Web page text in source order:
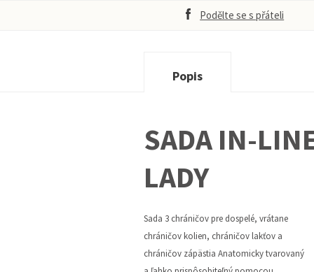
Podělte se s přáteli
Popis
SADA IN-
LADY
Sada 3 chráničov pre dospelé, vrátane
chráničov kolien, chráničov lakťov a
chráničov zápästia Anatomicky tvarovaný